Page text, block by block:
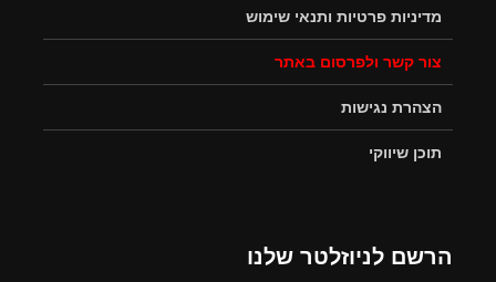
מדיניות פרטיות ותנאי שימוש
צור קשר ולפרסום באתר
הצהרת נגישות
תוכן שיווקי
הרשם לניוזלטר שלנו